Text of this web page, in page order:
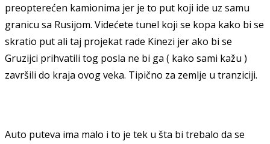
preopterećen kamionima jer je to put koji ide uz samu
granicu sa Rusijom. Videćete tunel koji se kopa kako bi se
skratio put ali taj projekat rade Kinezi jer ako bi se
Gruzijci prihvatili tog posla ne bi ga ( kako sami kažu )
završili do kraja ovog veka. Tipično za zemlje u tranziciji.
Auto puteva ima malo i to je tek u šta bi trebalo da se